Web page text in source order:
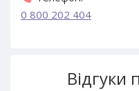
0 800 202 404
Відгуки